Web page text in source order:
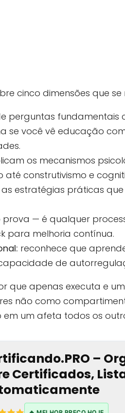
cinco dimensões que
perguntas fundamentais
se você vê educação
os mecanismos
construtivismo e
estratégias práticas
prova — é qualquer
para melhoria contínua.
reconhece que
de
que apenas executa e
não como
um afeta todos os
–
Certificados,